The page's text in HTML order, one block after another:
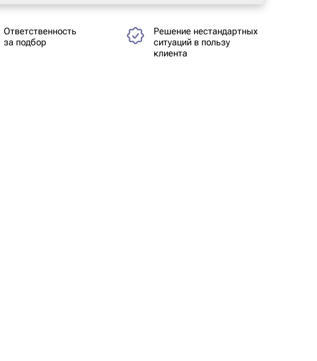
Ответственность
за подбор
Решение нестандартных
ситуаций в пользу
клиента